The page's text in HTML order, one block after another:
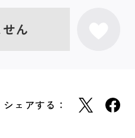
ん
シェアする：